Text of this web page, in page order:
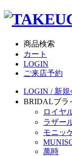
商品検索
カート
LOGIN
ご来店予約
LOGIN / 新
BRIDALブラ
ロイヤ
ラザー
モニッ
萬時